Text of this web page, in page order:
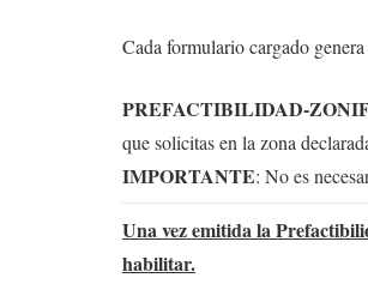
Cada formulario cargado
PREFACTIBILIDAD-
que solicitas en la zona
IMPORTANTE: No es
Una vez emitida la
habilitar.